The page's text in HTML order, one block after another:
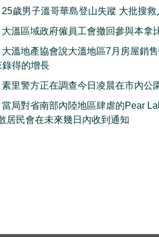
25歲男子溫哥華島登山失蹤 大批搜救
大溫區域政府僱員工會撤回參與本拿
大溫地產協會說大溫地區7月房屋銷
得的增長
素里警方正在調查今日凌晨在市內公
當局對省南部內陸地區肆虐的Pear
居民會在未來幾日內收到通知